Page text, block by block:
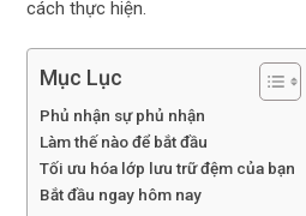
cách thực hiện.
Mục Lục
Phủ nhận sự phủ nhận
Làm thế nào để bắt đầu
Tối ưu hóa lớp lưu trữ đệm của bạn
Bắt đầu ngay hôm nay